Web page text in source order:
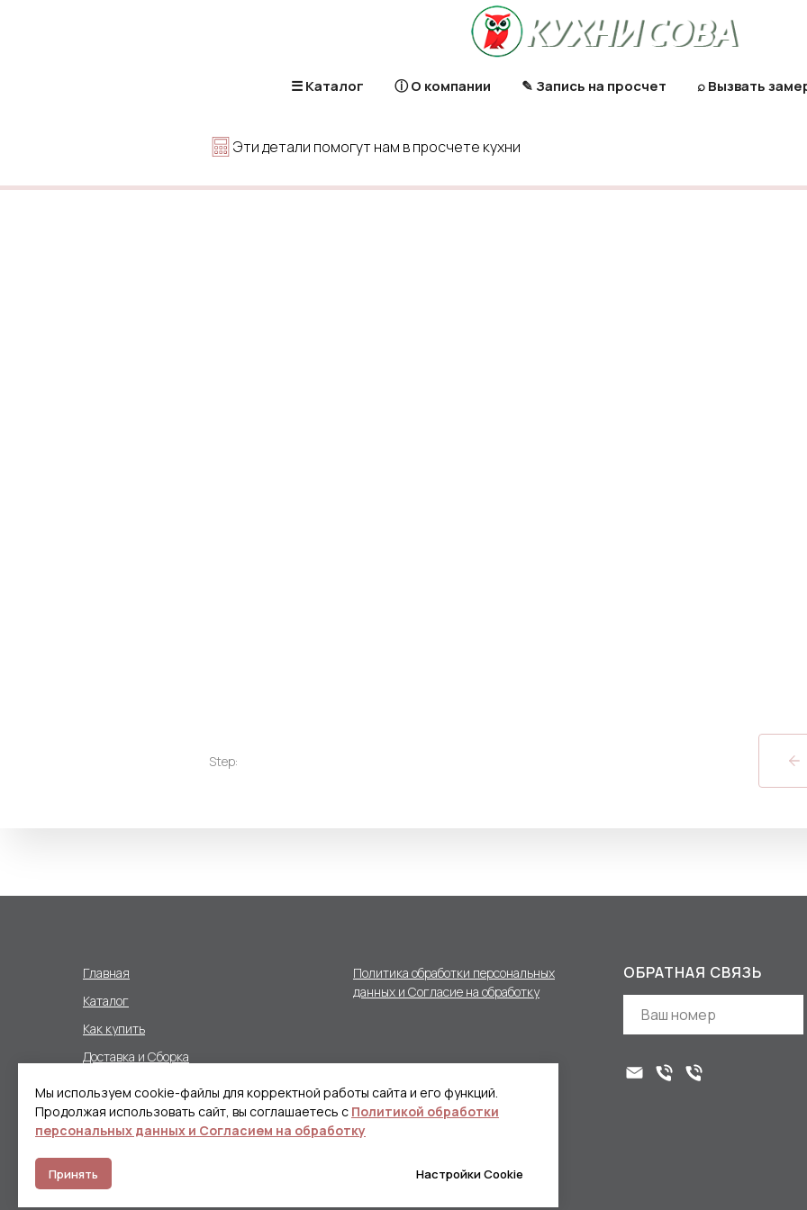
☰ Каталог ⓘ О компании ✎ Запись на просчет ⌕ Вызвать
Эти детали помогут нам в просчете кухни
Step:
Мы используем cookie-файлы для корректной работы сайта и его функций.
Продолжая использовать сайт, вы соглашаетесь с Политикой обработки
персональных данных и Согласием на обработку
Принять Настройки Cookie
Главная
Каталог
Как купить
Доставка и Сборка
Политика обработки персональных
данных и Согласие на обработку
ОБРАТНАЯ СВЯЗЬ
© Кухни Сова